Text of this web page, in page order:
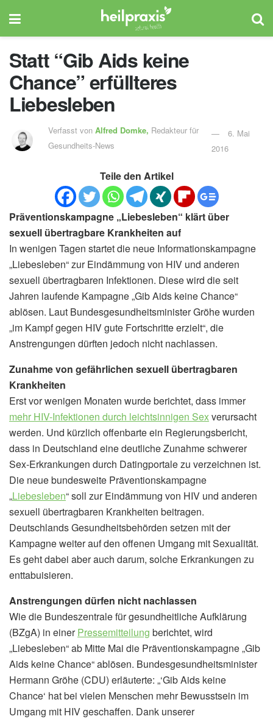
Statt “Gib Aids keine
Chance” erfüllteres
Liebesleben
Verfasst von Alfred Domke, Redakteur für
Gesundheits-News
6. Mai
2016
Teile den Artikel
Präventionskampagne „Liebesleben“ klärt über
sexuell übertragbare Krankheiten auf
In wenigen Tagen startet die neue Informationskampagne
„Liebesleben“ zur Eindämmung von HIV und anderen
sexuell übertragbaren Infektionen. Diese wird die seit
Jahren laufende Kampagne „Gib Aids keine Chance“
ablösen. Laut Bundesgesundheitsminister Gröhe wurden
„im Kampf gegen HIV gute Fortschritte erzielt“, die
Anstrengungen dürften jedoch nicht nachlassen.
Zunahme von gefährlichen sexuell übertragbaren
Krankheiten
Erst vor wenigen Monaten wurde berichtet, dass immer
mehr HIV-Infektionen durch leichtsinnigen Sexverursacht
werden. Und kürzlich offenbarte ein Regierungsbericht,
dass in Deutschland eine deutliche Zunahme schwerer
Sex-Erkrankungen durch Datingportale zu verzeichnen ist.
Die neue bundesweite Präventionskampagne
„Liebesleben“ soll zur Eindämmung von HIV und anderen
sexuell übertragbaren Krankheiten beitragen.
Deutschlands Gesundheitsbehörden setzen mit der
Kampagne weiter auf den offenen Umgang mit Sexualität.
Es geht dabei aber auch darum, solche Erkrankungen zu
enttabuisieren.
Anstrengungen dürfen nicht nachlassen
Wie die Bundeszentrale für gesundheitliche Aufklärung
(BZgA) in einerPressemitteilung berichtet, wird
„Liebesleben“ ab Mitte Mai die Präventionskampagne „Gib
Aids keine Chance“ ablösen. Bundesgesundheitsminister
Hermann Gröhe (CDU) erläuterte: „‘Gib Aids keine
Chance‘ hat bei vielen Menschen mehr Bewusstsein im
Umgang mit HIV geschaffen. Dank unserer